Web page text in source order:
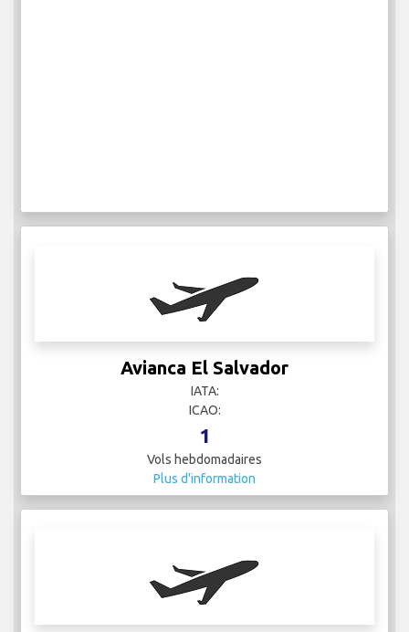
Avianca El Salvador
IATA:
ICAO:
1
Vols hebdomadaires
Plus d'information